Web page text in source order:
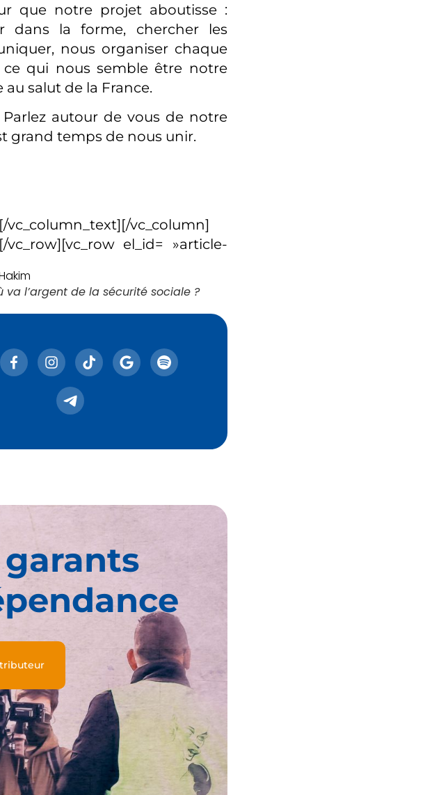
que notre projet aboutisse :
dans la forme, chercher les
nous organiser chaque
qui nous semble être notre
salut de la France.
autour de vous de notre
grand temps de nous unir.
va l’argent de la sécurité sociale ?
[/vc_column_text][/vc_column]
[/vc_row][vc_row el_id= »article-
garants